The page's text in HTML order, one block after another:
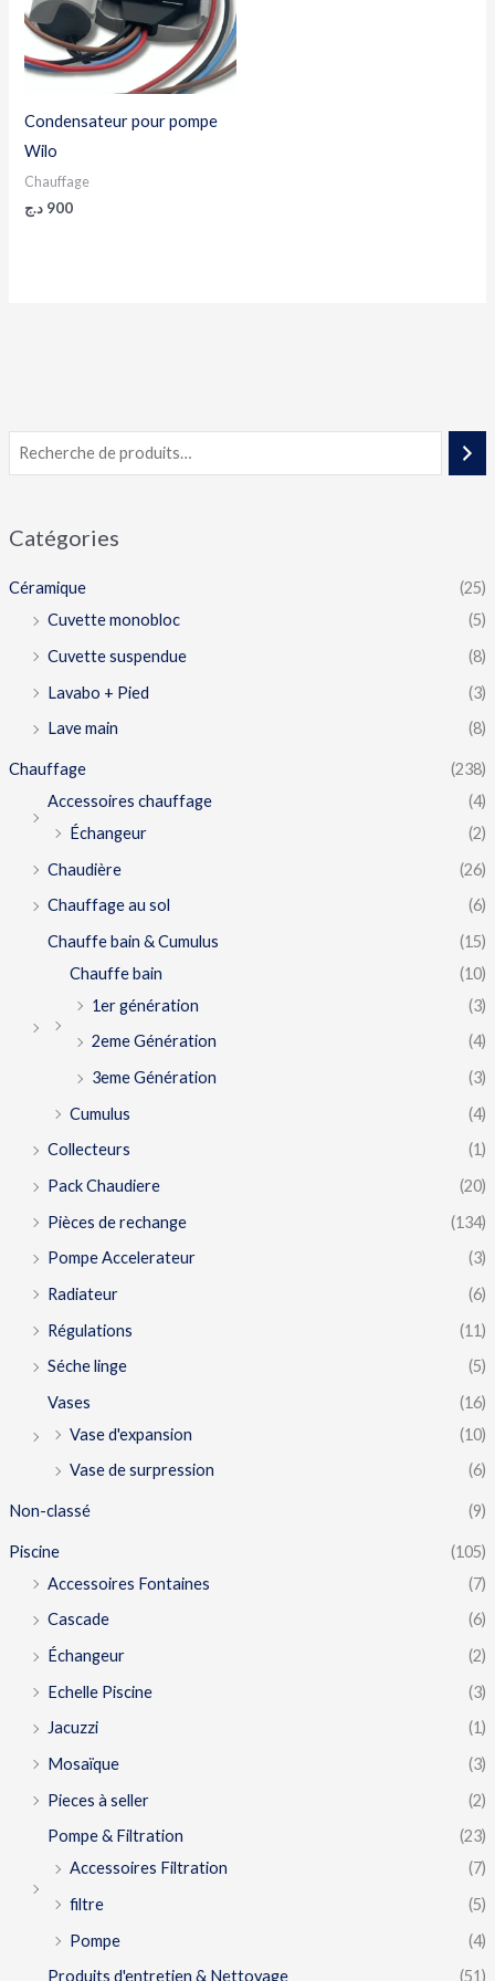
Catégories
Céramique
(25)
Cuvette monobloc
(5)
Cuvette suspendue
(8)
Lavabo + Pied
(3)
Lave main
(8)
Chauffage
(238)
Accessoires chauffage
(4)
Échangeur
(2)
Chaudière
(26)
Chauffage au sol
(6)
Chauffe bain & Cumulus
(15)
Chauffe bain
(10)
1er génération
(3)
2eme Génération
(4)
3eme Génération
(3)
Cumulus
(4)
Collecteurs
(1)
Pack Chaudiere
(20)
Pièces de rechange
(134)
Pompe Accelerateur
(3)
Radiateur
(6)
Régulations
(11)
Séche linge
(5)
Vases
(16)
Vase d'expansion
(10)
Vase de surpression
(6)
Non-classé (9)
Piscine
(105)
Accessoires Fontaines
(7)
Cascade
(6)
Échangeur
(2)
Echelle Piscine
(3)
Jacuzzi
(1)
Mosaïque
(3)
Pieces à seller
(2)
Pompe & Filtration
(23)
Accessoires Filtration
(7)
filtre
(5)
Pompe
(4)
Produits d'entretien & Nettoyage
(51)
Condensateur pour pompe
Wilo
Chauffage
900 د.ج